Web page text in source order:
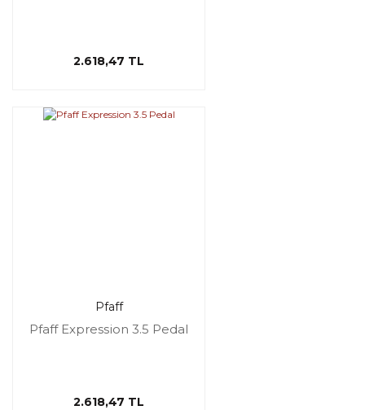
2.618,47 TL
Pfaff
Pfaff Expression 3.5 Pedal
2.618,47 TL